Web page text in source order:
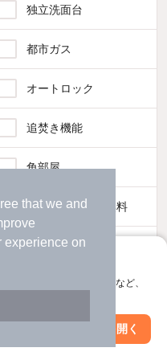
that we and
experience on
クお部屋探し
プ検索やお気に入り保存など、
アプリを開く
独立洗面台
都市ガス
オートロック
追焚き機能
角部屋
インターネット無料
絞り込み条件を変更